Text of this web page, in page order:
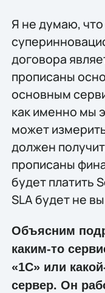
Я не думаю, что
договора
прописаны
основным
как именно мы
может
должен
прописаны
будет платить
SLA будет не
Объясним
каким-то
«1С» или
сервер. Он